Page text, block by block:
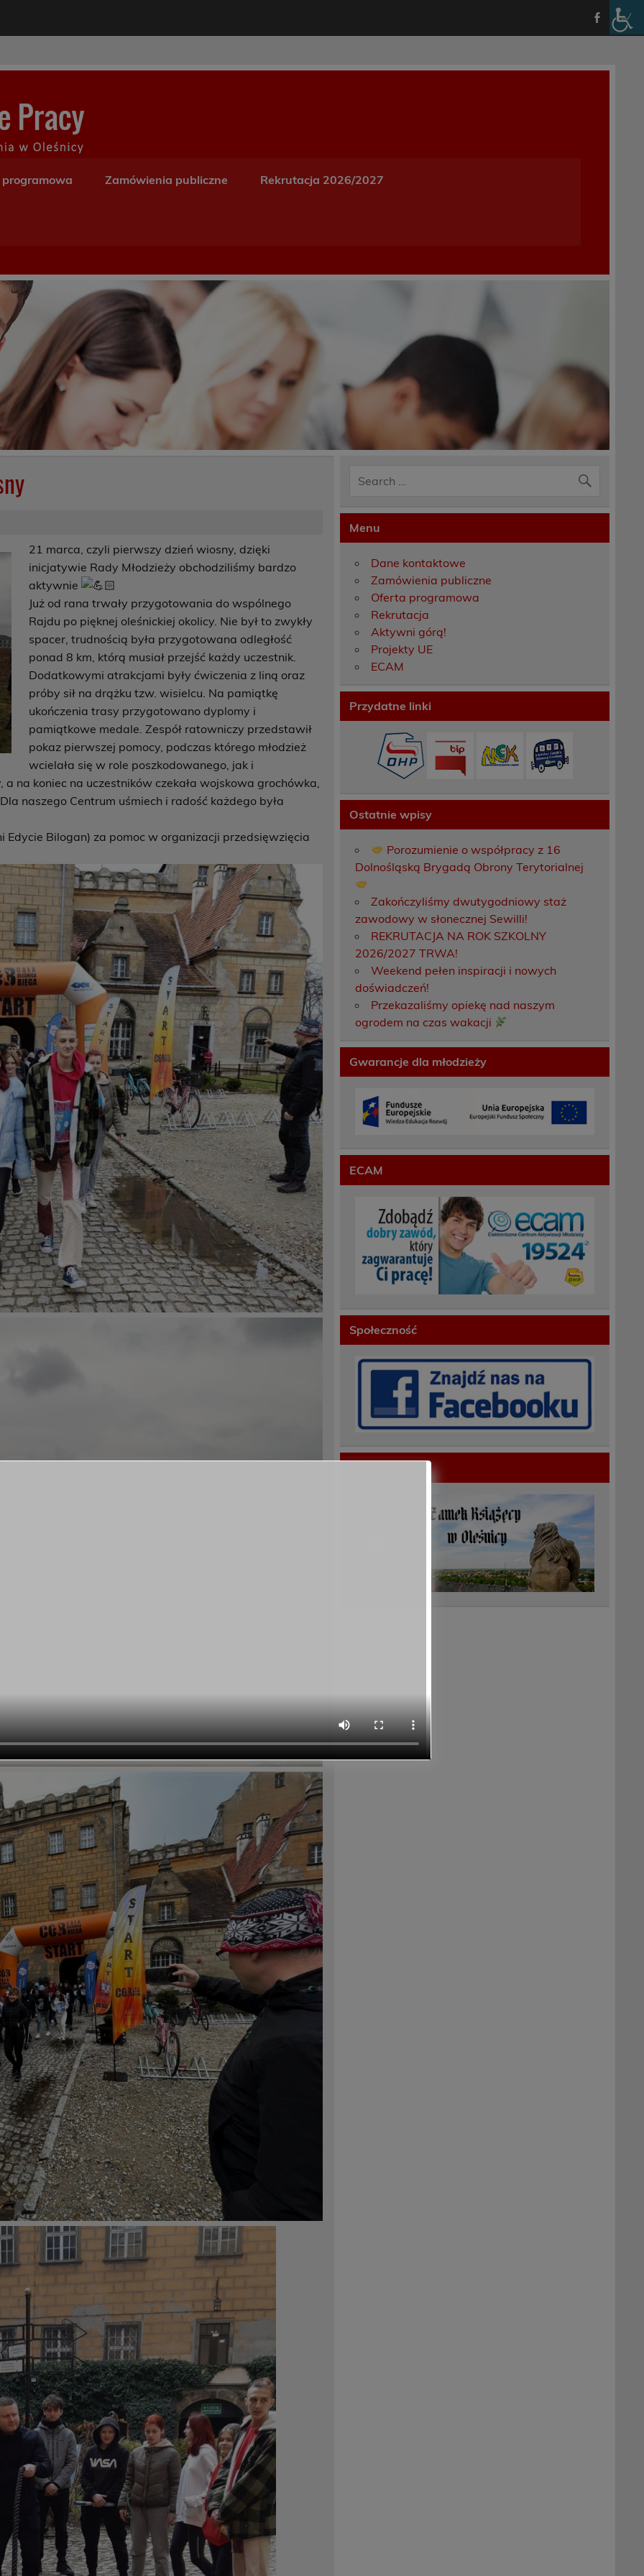
Zamówienia publiczne Rekrutacja 2026/2027
21 marca, czyli pierwszy dzień wiosny, dzięki
inicjatywie Rady Młodzieży obchodziliśmy bardzo
aktywnie
Już od rana trwały przygotowania do wspólnego
Rajdu po pięknej oleśnickiej okolicy. Nie był to zwykły
spacer, trudnością była przygotowana odległość
ponad 8 km, którą musiał przejść każdy uczestnik.
Dodatkowymi atrakcjami były ćwiczenia z liną oraz
próby sił na drążku tzw. wisielcu. Na pamiątkę
ukończenia trasy przygotowano dyplomy i
pamiątkowe medale. Zespół ratowniczy przedstawił
pokaz pierwszej pomocy, podczas którego młodzież
wcielała się w role poszkodowanego, jak i
na koniec na uczestników czekała wojskowa grochówka,
naszego Centrum uśmiech i radość każdego była
Edycie Bilogan) za pomoc w organizacji przedsięwzięcia
Menu
Dane kontaktowe
Zamówienia publiczne
Oferta programowa
Rekrutacja
Aktywni górą!
Projekty UE
ECAM
Przydatne linki
Ostatnie wpisy
Porozumienie o współpracy z 16
Dolnośląską Brygadą Obrony Terytorialnej
Zakończyliśmy dwutygodniowy staż
zawodowy w słonecznej Sewilli!
REKRUTACJA NA ROK SZKOLNY
2026/2027 TRWA!
Weekend pełen inspiracji i nowych
doświadczeń!
Przekazaliśmy opiekę nad naszym
ogrodem na czas wakacji
Gwarancje dla młodzieży
ECAM
Społeczność